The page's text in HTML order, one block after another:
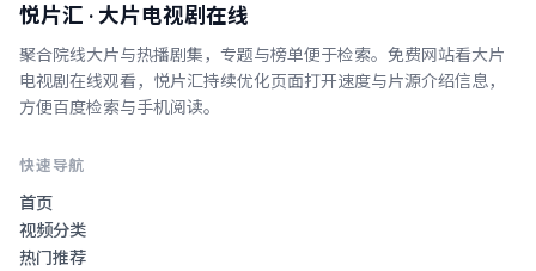
悦片汇 · 大片电视剧在线
聚合院线大片与热播剧集，专题与榜单便于检索。 免费网站看大片
电视剧在线观看 ， 悦片汇持续优化页面打开速度与片源介绍信息，
方便百度检索与手机阅读。
快速导航
首页
视频分类
热门推荐